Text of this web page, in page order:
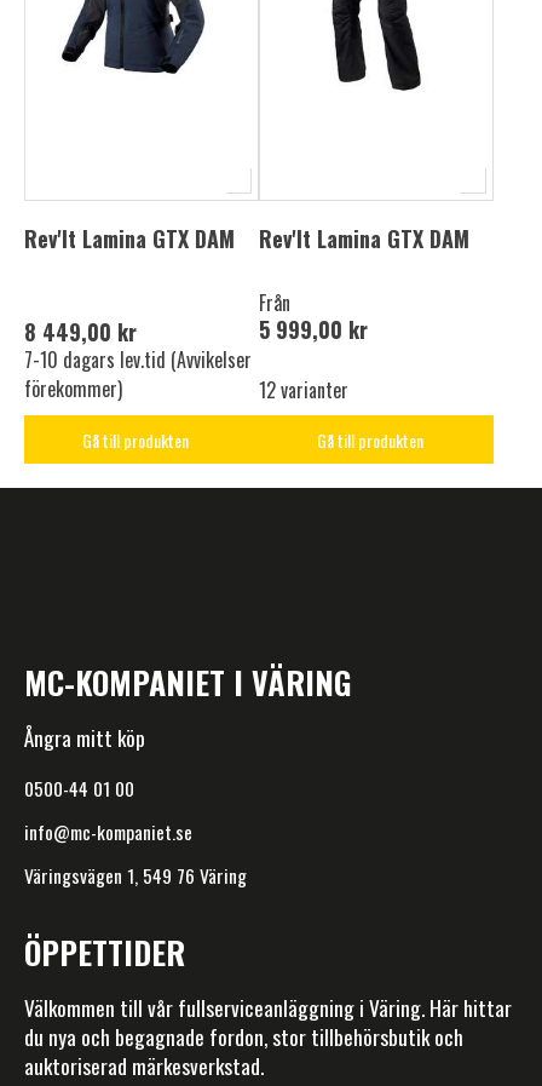
Rev'It Lamina GTX DAM
8 449,00 kr
7-10 dagars lev.tid (Avvikelser
förekommer)
Gå till produkten
Rev'It Lamina GTX DAM
Från
5 999,00 kr
12 varianter
Gå till produkten
MC-KOMPANIET I VÄRING
Ångra mitt köp
0500-44 01 00
info@mc-kompaniet.se
Väringsvägen 1, 549 76 Väring
ÖPPETTIDER
Välkommen till vår fullserviceanläggning i Väring. Här hittar
du nya och begagnade fordon, stor tillbehörsbutik och
auktoriserad märkesverkstad.